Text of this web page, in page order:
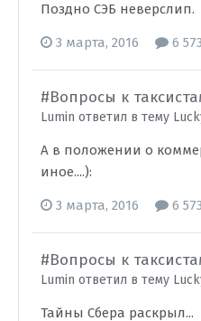
Поздно СЭБ неверслип.
3 марта, 2016 6
#Вопросы к
Lumin ответил в тему
А в положении о
иное....):
3 марта, 2016 6
#Вопросы к
Lumin ответил в тему
Тайны Сбера раскрыл...